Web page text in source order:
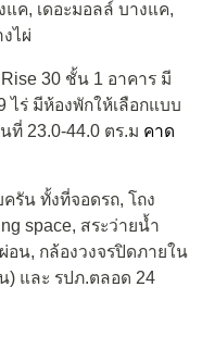
ค, เดอะมอลล์ บางแค,
ไผ่
30 ชั้น 1 อาคาร มี
ไร่ มีห้องพักให้เลือกแบบ
ที่ 23.0-44.0 ตร.ม คาด
รัน ทั้งที่จอดรถ, โถง
space, สระว่ายน้ำ
อน, กล้องวงจรปิดภายใน
) และ รปภ.ตลอด 24